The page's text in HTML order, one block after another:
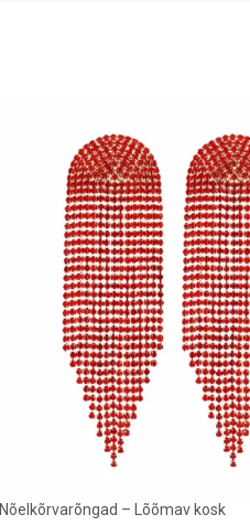
Nõelkõrvarõngad – Lõõmav kosk